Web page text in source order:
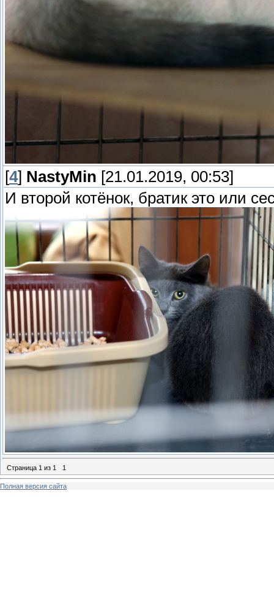
[4] NastyMin [21.01.2019, 00:53]
И второй котёнок, братик это или
Страница 1 из 1 1
Полная версия сайта